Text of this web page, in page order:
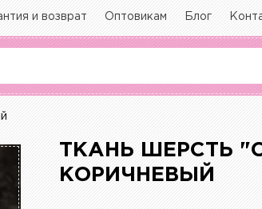
и возврат Оптовикам Блог
ТКАНЬ ШЕРСТЬ
КОРИЧНЕВЫЙ